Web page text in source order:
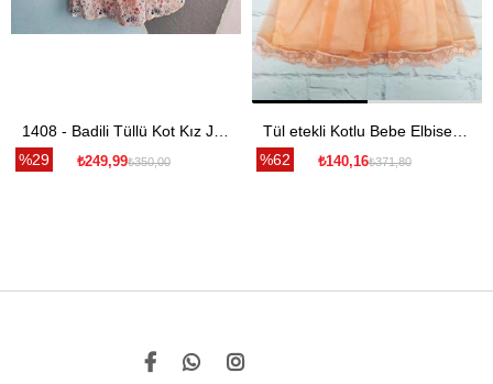
₺249,99₺350,00
%29 ₺140,16₺371,80
%62